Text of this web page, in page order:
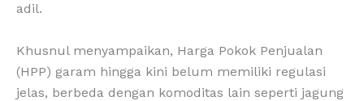
adil.
Khusnul menyampaikan, Harga Pokok Penjualan
(HPP) garam hingga kini belum memiliki regulasi
jelas, berbeda dengan komoditas lain seperti jagung